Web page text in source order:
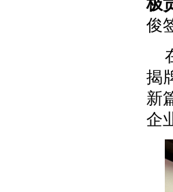
极
俊
揭
新
企